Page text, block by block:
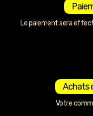
Le paiement sera
Achats
Votre